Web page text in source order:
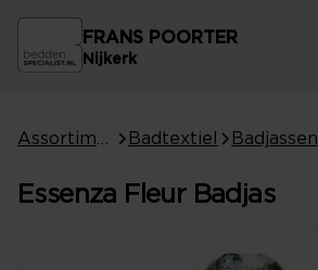
FRANS POORTER
Nijkerk
Badtextiel Badjassen
Essenza Fleur Badjas